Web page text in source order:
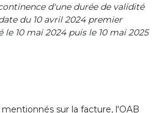
d'une durée de validité
du 10 avril 2024 premier
10 mai 2024 puis le 10 mai 2025
sur la facture, l'OAB